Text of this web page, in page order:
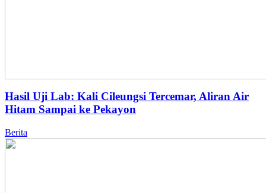
Hasil Uji Lab: Kali Cileungsi Tercemar, Aliran Air
Hitam Sampai ke Pekayon
Berita